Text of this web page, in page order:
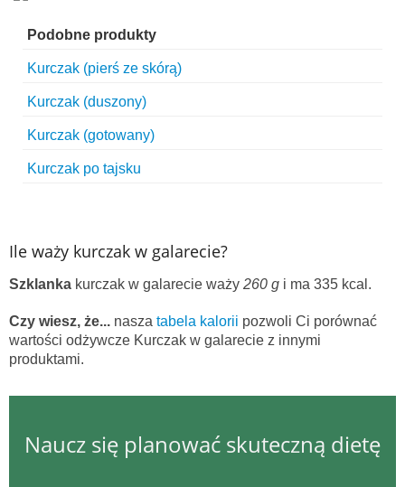
Podobne produkty
Kurczak (pierś ze skórą)
Kurczak (duszony)
Kurczak (gotowany)
Kurczak po tajsku
Ile waży kurczak w galarecie?
Szklanka kurczak w galarecie waży 260 g i ma 335 kcal.
Czy wiesz, że... nasza tabela kalorii pozwoli Ci porównać
wartości odżywcze Kurczak w galarecie z innymi
produktami.
Naucz się planować skuteczną dietę